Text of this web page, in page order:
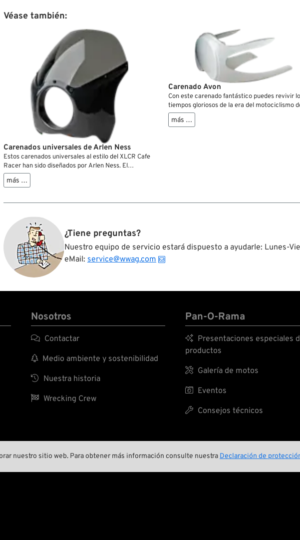
nuestro sitio web. Para obtener más información consulte nuestra Declaración de
Véase también:
Carenados universales de Arlen Ness
Estos carenados universales al estilo del XLCR Cafe
Racer han sido diseñados por Arlen Ness. El
carenado mismo es del plástico ABS muy resistente
y el parabrisas es de plexiglás matizado. Losoportes
más …
Carenado Avon
Con este carenado fantástico puedes revivir lo
tiempos gloriosos de la era del motociclismo
años setenta. Los carenados Avon fueron
p.ej., por los hermanos Rickman para sus kits de
así como dos juegos de tornillos de acero
más …
¿Tiene preguntas?
Nuestro equipo de servicio estará dispuesto a ayudarle: Lunes-
eMail: service@wwag.com
Nosotros
 Contactar
 Medio ambiente y sostenibilidad
 Nuestra historia
 Wrecking Crew
Pan-O-Rama

Presentaciones especiales
productos
 Galería de motos
 Eventos
 Consejos técnicos